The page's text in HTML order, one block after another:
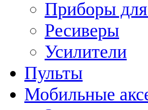
Приборы
Ресиверы
Усилители
Пульты
Мобильные